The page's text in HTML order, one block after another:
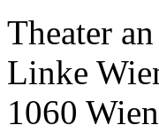
Theater
Linke
1060 Wien